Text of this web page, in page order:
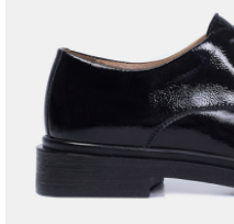
Москва
Да, все верно